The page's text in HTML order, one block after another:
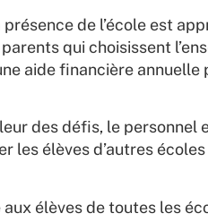
de l’école est
qui choisissent
aide financière
des défis, le
les élèves d’autres
élèves de toutes les